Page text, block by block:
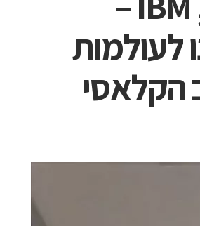
לעולמות
הקלאסי